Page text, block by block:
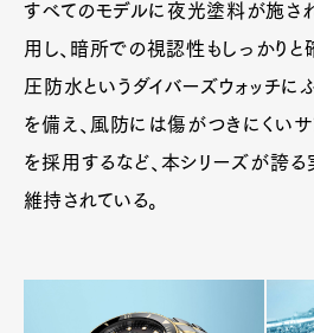
すべてのモデルに夜光塗料が施さ
用し、暗所での視認性もしっかりと
圧防水というダイバーズウォッチ
を備え、風防には傷がつきにくいサ
を採用するなど、本シリーズが誇
維持されている。